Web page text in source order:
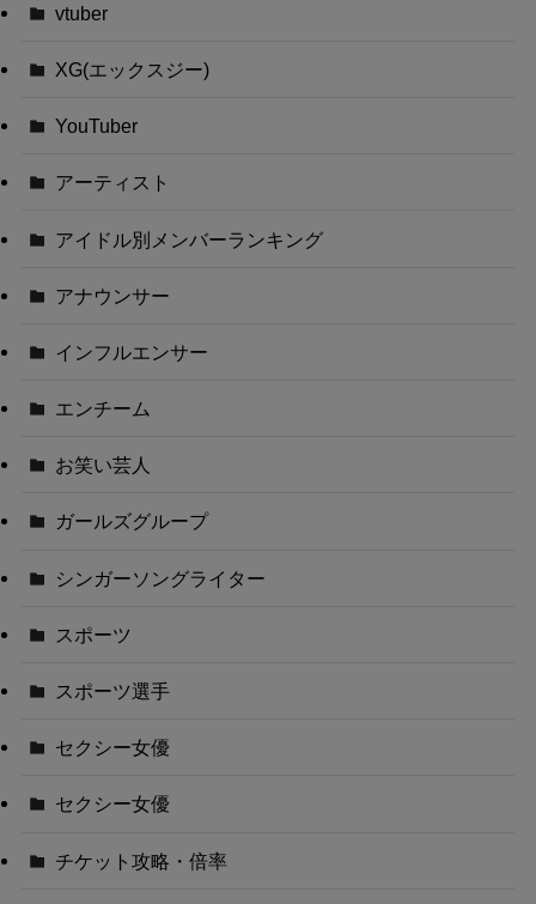
vtuber
XG(エックスジー)
YouTuber
アーティスト
アイドル別メンバーランキング
アナウンサー
インフルエンサー
エンチーム
お笑い芸人
ガールズグループ
シンガーソングライター
スポーツ
スポーツ選手
セクシー女優
セクシー女優
チケット攻略・倍率